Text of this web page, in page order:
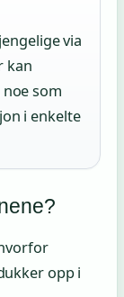
via
kan
som
i enkelte
opp i